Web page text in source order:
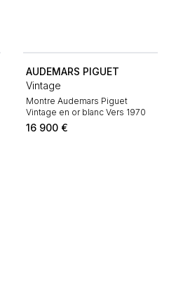
AUDEMARS PIGUET
Vintage
Montre Audemars Piguet
Vintage en or blanc Vers 1970
16 900 €